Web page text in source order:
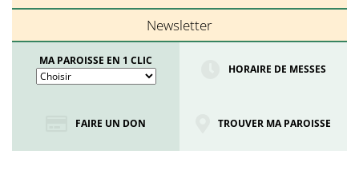
Newsletter
MA PAROISSE EN 1 CLIC
HORAIRE DE MESSES
FAIRE UN DON TROUVER MA PAROISSE